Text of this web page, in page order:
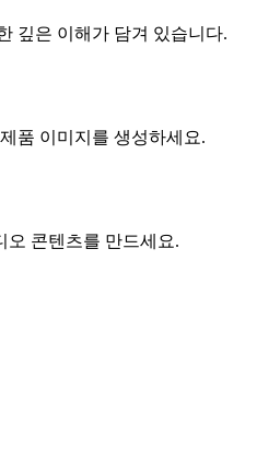
깊은 이해가 담겨 있습니다.
품 이미지를 생성하세요.
오 콘텐츠를 만드세요.